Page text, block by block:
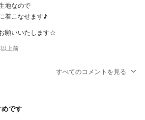
地なので
着こなせます♪
願いいたします☆
上前
すべてのコメントを見る
です